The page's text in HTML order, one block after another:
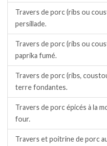
Travers de porc (ribs ou
persillade.
Travers de porc (ribs ou
paprika fumé.
Travers de porc (ribs,
terre fondantes.
Travers de porc épicés à la
four.
Travers et poitrine de porc